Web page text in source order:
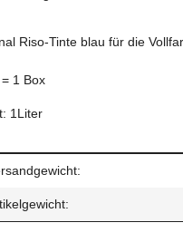
Riso-Tinte blau für die
1 Box
1Liter